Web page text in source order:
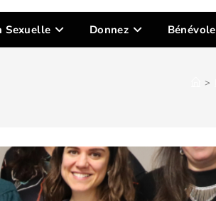
Sexuelle Donnez Bénévole
>